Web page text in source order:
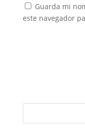
Guarda mi
este navegador